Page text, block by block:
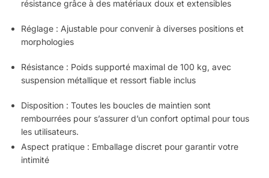
résistance grâce à des matériaux doux et extensibles
Réglage : Ajustable pour convenir à diverses positions et
morphologies
Résistance : Poids supporté maximal de 100 kg, avec
suspension métallique et ressort fiable inclus
Disposition : Toutes les boucles de maintien sont
rembourrées pour s’assurer d’un confort optimal pour tous
les utilisateurs.
Aspect pratique : Emballage discret pour garantir votre
intimité